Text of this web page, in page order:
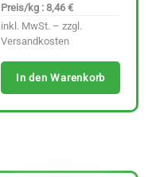
Preis/kg : 8,46 €
inkl. MwSt. – zzgl.
Versandkosten
In den Warenkorb